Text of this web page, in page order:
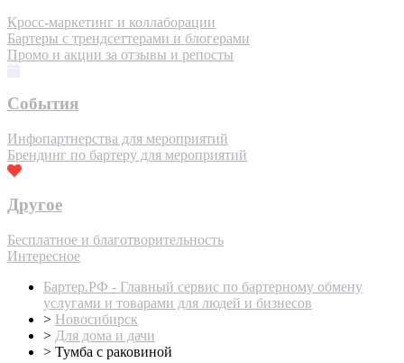
Кросс-маркетинг и коллаборации
Бартеры с трендсеттерами и блогерами
Промо и акции за отзывы и репосты
События
Инфопартнерства для мероприятий
Брендинг по бартеру для мероприятий
Другое
Бесплатное и благотворительность
Интересное
Бартер.РФ - Главный сервис по бартерному обмену
услугами и товарами для людей и бизнесов
> Новосибирск
> Для дома и дачи
> Тумба с раковиной